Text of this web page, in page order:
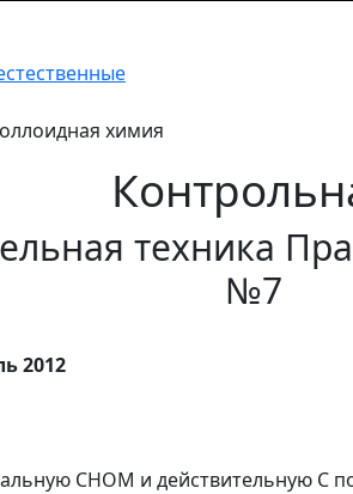
химия
техника
№7
2012
СНОМ и действительную С